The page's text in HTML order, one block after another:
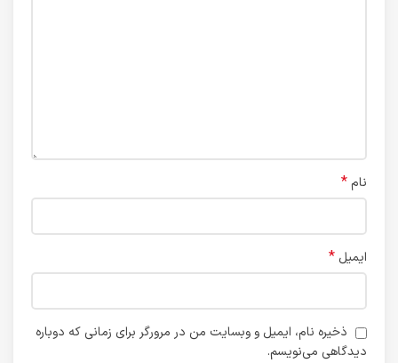
نام *
ایمیل *
ذخیره نام، ایمیل و وبسایت من در مرورگر برای زمانی که دوباره
دیدگاهی می‌نویسم.